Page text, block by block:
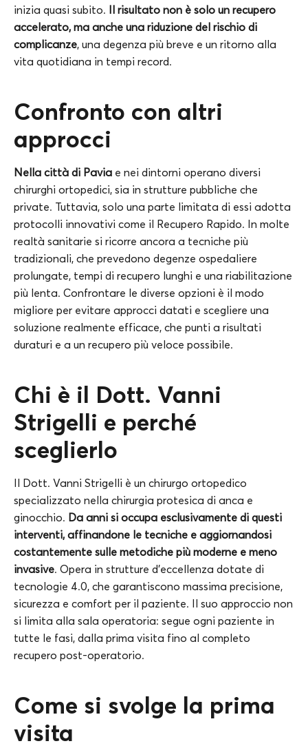
inizia quasi subito. Il risultato non è solo un recupero
accelerato, ma anche una riduzione del rischio di
complicanze, una degenza più breve e un ritorno alla
vita quotidiana in tempi record.
Confronto con altri
approcci
Nella città di Pavia e nei dintorni operano diversi
chirurghi ortopedici, sia in strutture pubbliche che
private. Tuttavia, solo una parte limitata di essi adotta
protocolli innovativi come il Recupero Rapido. In molte
realtà sanitarie si ricorre ancora a tecniche più
tradizionali, che prevedono degenze ospedaliere
prolungate, tempi di recupero lunghi e una riabilitazione
più lenta. Confrontare le diverse opzioni è il modo
migliore per evitare approcci datati e scegliere una
soluzione realmente efficace, che punti a risultati
duraturi e a un recupero più veloce possibile.
Chi è il Dott. Vanni
Strigelli e perché
sceglierlo
Il Dott. Vanni Strigelli è un chirurgo ortopedico
specializzato nella chirurgia protesica di anca e
ginocchio. Da anni si occupa esclusivamente di questi
interventi, affinandone le tecniche e aggiornandosi
costantemente sulle metodiche più moderne e meno
invasive. Opera in strutture d’eccellenza dotate di
tecnologie 4.0, che garantiscono massima precisione,
sicurezza e comfort per il paziente. Il suo approccio non
si limita alla sala operatoria: segue ogni paziente in
tutte le fasi, dalla prima visita fino al completo
recupero post-operatorio.
Come si svolge la prima
visita